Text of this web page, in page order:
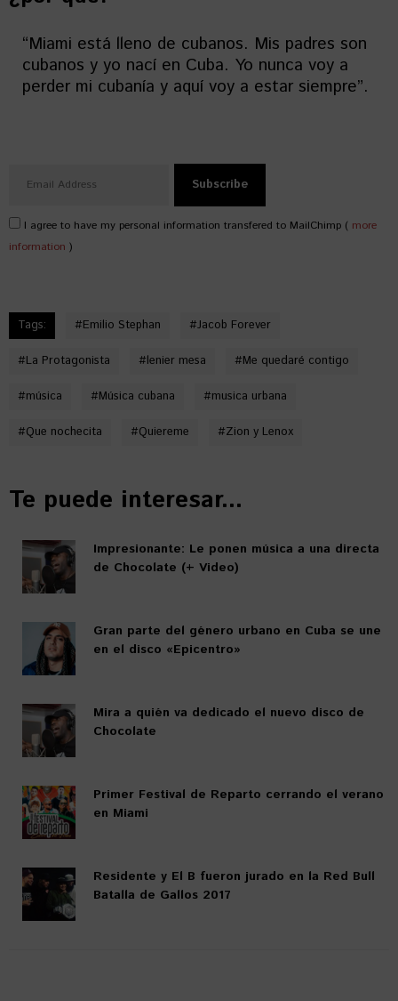
“Miami está lleno de cubanos. Mis padres son
cubanos y yo nací en Cuba. Yo nunca voy a
perder mi cubanía y aquí voy a estar siempre”.
I agree to have my personal information transfered to MailChimp ( more
information )
Tags: #Emilio Stephan #Jacob Forever
#La Protagonista #lenier mesa #Me quedaré contigo
#música #Música cubana #musica urbana
#Que nochecita #Quiereme #Zion y Lenox
Te puede interesar...
Impresionante: Le ponen música a una directa
de Chocolate (+ Video)
Gran parte del género urbano en Cuba se une
en el disco «Epicentro»
Mira a quién va dedicado el nuevo disco de
Chocolate
Primer Festival de Reparto cerrando el verano
en Miami
Residente y El B fueron jurado en la Red Bull
Batalla de Gallos 2017